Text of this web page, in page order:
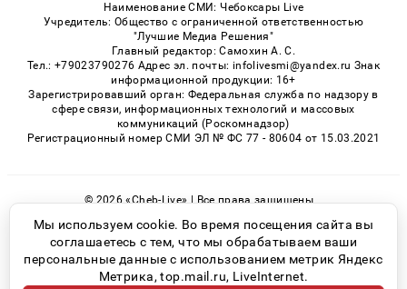
Наименование СМИ: Чебоксары Live
Учредитель: Общество с ограниченной ответственностью
"Лучшие Медиа Решения"
Главный редактор: Самохин А. С.
Тел.: +79023790276 Адрес эл. почты: infolivesmi@yandex.ru Знак
информационной продукции: 16+
Зарегистрировавший орган: Федеральная служба по надзору в
сфере связи, информационных технологий и массовых
коммуникаций (Роскомнадзор)
Регистрационный номер СМИ ЭЛ № ФС 77 - 80604 от 15.03.2021
© 2026 «Cheb-Live» | Все права защищены
Возрастная категория сайта 16+
Политика конфиденциальности
Мы используем cookie. Во время посещения сайта вы
соглашаетесь с тем, что мы обрабатываем ваши
персональные данные с использованием метрик Яндекс
Метрика, top.mail.ru, LiveInternet.